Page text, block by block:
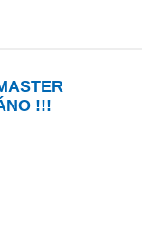
!!!